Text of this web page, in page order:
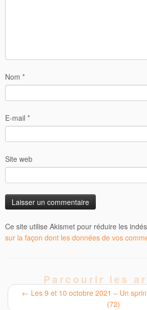
Nom *
E-mail *
Site web
Ce site utilise Akismet pour réduire les
sur la façon dont les données de vos
Parcourir les
← Les 9 et 10 octobre 2021 – Un
(72)